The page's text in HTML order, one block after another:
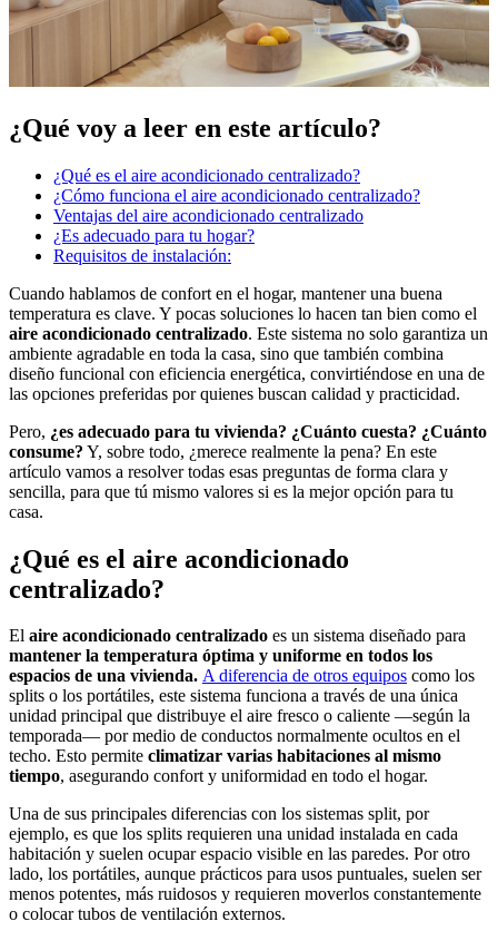
¿Qué voy a leer en este artículo?
¿Qué es el aire acondicionado centralizado?
¿Cómo funciona el aire acondicionado centralizado?
Ventajas del aire acondicionado centralizado
¿Es adecuado para tu hogar?
Requisitos de instalación:
Cuando hablamos de confort en el hogar, mantener una buena
temperatura es clave. Y pocas soluciones lo hacen tan bien como el
aire acondicionado centralizado. Este sistema no solo garantiza un
ambiente agradable en toda la casa, sino que también combina
diseño funcional con eficiencia energética, convirtiéndose en una de
las opciones preferidas por quienes buscan calidad y practicidad.
Pero, ¿es adecuado para tu vivienda? ¿Cuánto cuesta? ¿Cuánto
consume? Y, sobre todo, ¿merece realmente la pena? En este
artículo vamos a resolver todas esas preguntas de forma clara y
sencilla, para que tú mismo valores si es la mejor opción para tu
casa.
¿Qué es el aire acondicionado
centralizado?
El aire acondicionado centralizado es un sistema diseñado para
mantener la temperatura óptima y uniforme en todos los
espacios de una vivienda. A diferencia de otros equipos como los
splits o los portátiles, este sistema funciona a través de una única
unidad principal que distribuye el aire fresco o caliente —según la
temporada— por medio de conductos normalmente ocultos en el
techo. Esto permite climatizar varias habitaciones al mismo
tiempo, asegurando confort y uniformidad en todo el hogar.
Una de sus principales diferencias con los sistemas split, por
ejemplo, es que los splits requieren una unidad instalada en cada
habitación y suelen ocupar espacio visible en las paredes. Por otro
lado, los portátiles, aunque prácticos para usos puntuales, suelen ser
menos potentes, más ruidosos y requieren moverlos constantemente
o colocar tubos de ventilación externos.